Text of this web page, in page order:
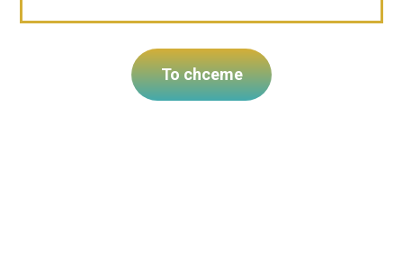
To chceme